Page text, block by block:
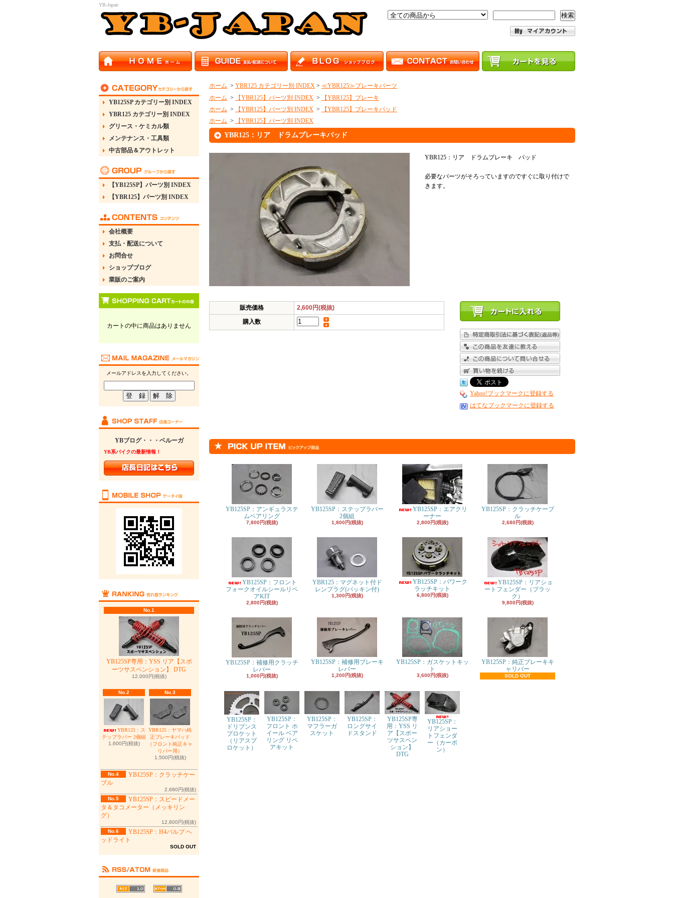
YB-Japan
検索
YB125SP カテゴリー別 INDEX
YBR125 カテゴリー別 INDEX
グリース・ケミカル類
メンテナンス・工具類
中古部品＆アウトレット
【YB125SP】パーツ別 INDEX
【YBR125】パーツ別 INDEX
会社概要
支払・配送について
お問合せ
ショップブログ
業販のご案内
カートの中に商品はありません
メールアドレスを入力してください。
YBブログ・・・ベルーガ
YB系バイクの最新情報！
No.1
YB125SP専用：YSS リア【スポ
ーツサスペンション】 DTG
12,000円(税抜)
No.2
YBR125：ス
テップラバー 2個組
1,600円(税抜)
No.3
YBR125：ヤマハ純
正ブレーキパッド
（フロント純正キャ
リパー用）
1,500円(税抜)
No.4
YB125SP：クラッチケー
ブル
2,680円(税抜)
No.5
YB125SP：スピードメー
タ＆タコメーター（メッキリン
グ）
12,800円(税抜)
No.6
YB125SP：H4バルブ ヘ
ッドライト
SOLD OUT
ホーム > YBR125 カテゴリー別 INDEX > ≪YBR125≫ブレーキパーツ
ホーム > 【YBR125】パーツ別 INDEX >
【YBR125】ブレーキ
ホーム > 【YBR125】パーツ別 INDEX >
【YBR125】ブレーキパッド
ホーム > 【YBR125】パーツ別 INDEX
YBR125：リア ドラムブレーキパッド
YBR125：リア ドラムブレーキ パッド
必要なパーツがそろっていますのですぐに取り付けで
きます。
販売価格
2,600円(税抜)
購入数
Yahoo!ブックマークに登録する
はてなブックマークに登録する
YB125SP：アンギュラステ
ムベアリング
7,800円(税抜)
YB125SP：ステップラバー
2個組
1,800円(税抜)
YB125SP：エアクリ
ーナー
2,800円(税抜)
YB125SP：クラッチケーブ
ル
2,680円(税抜)
YB125SP：フロント
フォークオイルシールリペ
アKIT
2,800円(税抜)
YBR125：マグネット付ド
レンプラグ(パッキン付)
1,300円(税抜)
YB125SP：パワーク
ラッチキット
6,800円(税抜)
YB125SP：リアショ
ートフェンダー（ブラッ
ク）
9,800円(税抜)
YB125SP：補修用クラッチ
レバー
1,000円(税抜)
YB125SP：補修用ブレーキ
レバー
1,200円(税抜)
YB125SP：ガスケットキッ
ト
3,600円(税抜)
YB125SP：純正ブレーキキ
ャリパー
SOLD OUT
YB125SP：
ドリブンス
プロケット
（リアスプ
ロケット）
YB125SP：
フロント ホ
イール ベア
リング リペ
アキット
YB125SP：
マフラーガ
スケット
YB125SP：
ロングサイ
ドスタンド
YB125SP専
用：YSS リ
ア【スポー
ツサスペン
ション】
DTG
YB125SP：
リアショー
トフェンダ
ー（カーボ
ン）